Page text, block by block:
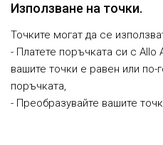
Използване на точки.
Точките могат да се
- Платете поръчката си с Allo
вашите точки е равен или по-
поръчката,
- Преобразувайте вашите